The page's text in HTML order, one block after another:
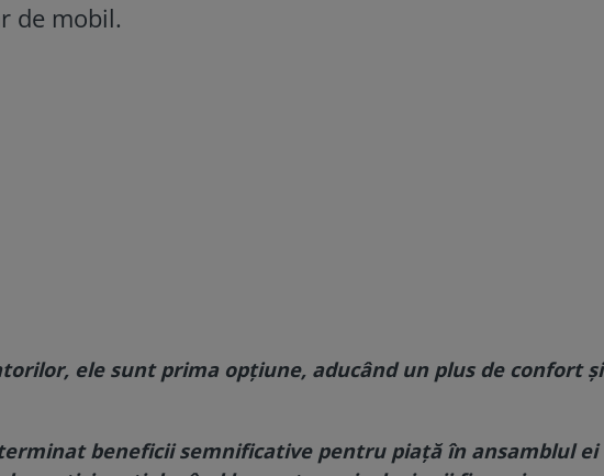
de mobil.
ele sunt prima opțiune, aducând un plus de confort și
beneficii semnificative pentru piață în ansamblul ei